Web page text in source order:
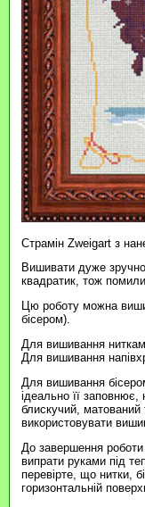
Страмін Zweigart з
Вишивати дуже
квадратик, тож
Цю роботу можна
бісером).
Для вишивання
Для вишивання
Для вишивання
ідеально її
блискучий,
використовувати
До завершення
випрати руками під
перевірте, що нитки,
горизонтальній